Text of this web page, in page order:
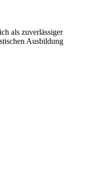
als zuverlässiger
Ausbildung